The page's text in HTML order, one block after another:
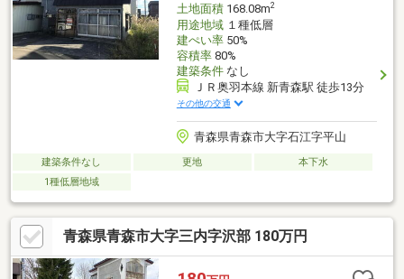
土地面積168.08m2
用途地域１種低層
建ぺい率50%
容積率80%
建築条件なし
ＪＲ奥羽本線 新青森駅 徒歩13分
その他の交通
青森県青森市大字石江字平山
建築条件なし 更地
本下水
1種低層地域
青森県青森市大字三内字沢部 180万円